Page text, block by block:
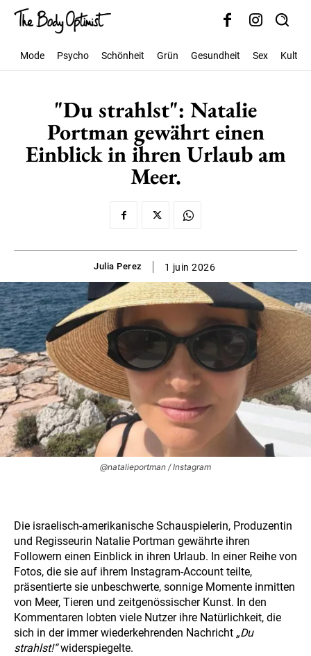
Mode Psycho Schönheit Grün Gesundheit Sex Kultur
"Du strahlst": Natalie
Portman gewährt einen
Einblick in ihren Urlaub am
Meer.
Julia Perez 1 juin 2026
@natalieportman / Instagram
Die israelisch-amerikanische Schauspielerin, Produzentin
und Regisseurin Natalie Portman gewährte ihren
Followern einen Einblick in ihren Urlaub. In einer Reihe von
Fotos, die sie auf ihrem Instagram-Account teilte,
präsentierte sie unbeschwerte, sonnige Momente inmitten
von Meer, Tieren und zeitgenössischer Kunst. In den
Kommentaren lobten viele Nutzer ihre Natürlichkeit, die
sich in der immer wiederkehrenden Nachricht „Du
strahlst!“widerspiegelte.